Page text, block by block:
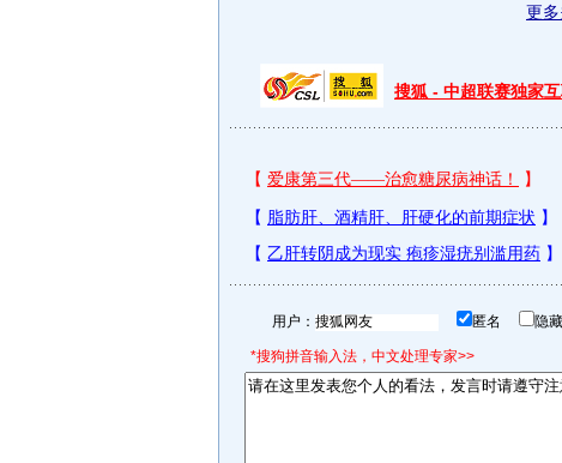
更
搜狐 - 中超联赛独家
用户： 匿名 隐
*搜狗拼音输入法，中文处理专家>>